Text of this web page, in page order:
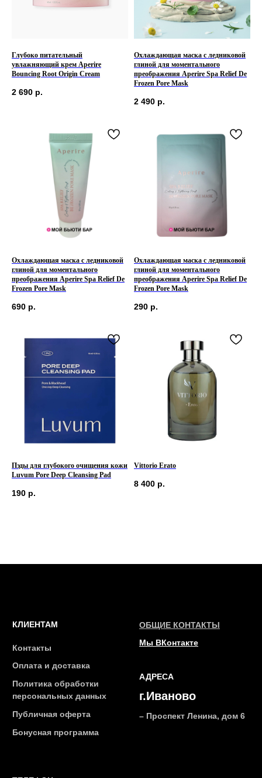
Глубоко питательный
увлажняющий крем Aperire
Bouncing Root Origin Cream
2 690 р.
Охлаждающая маска с ледниковой
глиной для моментального
преображения Aperire Spa Relief De
Frozen Pore Mask
2 490 р.
Охлаждающая маска с ледниковой
глиной для моментального
преображения Aperire Spa Relief De
Frozen Pore Mask
690 р.
Охлаждающая маска с ледниковой
глиной для моментального
преображения Aperire Spa Relief De
Frozen Pore Mask
290 р.
Пэды для глубокого очищения кожи
Luvum Pore Deep Cleansing Pad
190 р.
Vittorio Erato
8 400 р.